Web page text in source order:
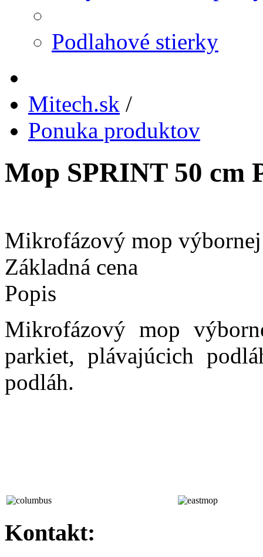
Podlahové stierky
Mitech.sk /
Ponuka produktov
Mop SPRINT 50 cm
Mikrofázový mop
Základná cena
Popis
Mikrofázový mop
parkiet, plávajúcich
podláh.
Kontakt: